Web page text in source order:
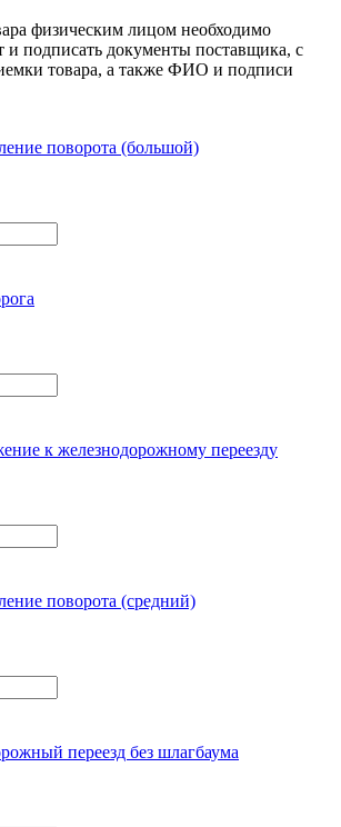
физическим лицом необходимо
и подписать документы поставщика, с
товара, а также ФИО и подписи
поворота (большой)
к железнодорожному переезду
поворота (средний)
переезд без шлагбаума